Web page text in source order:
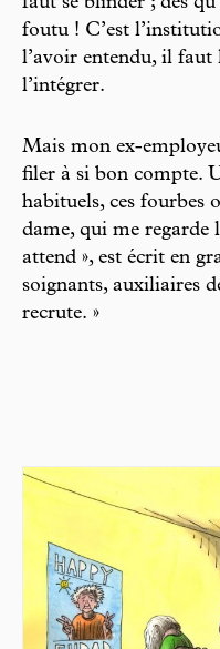
foutu ! C’est
l’avoir entendu, il faut
l’intégrer.
Mais mon ex-
filer à si bon compte.
habituels, ces fourbes
dame, qui me regarde
attend », est écrit en
soignants, auxiliaires
recrute. »